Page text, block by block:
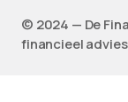
©️ 2024 — De
financieel advies